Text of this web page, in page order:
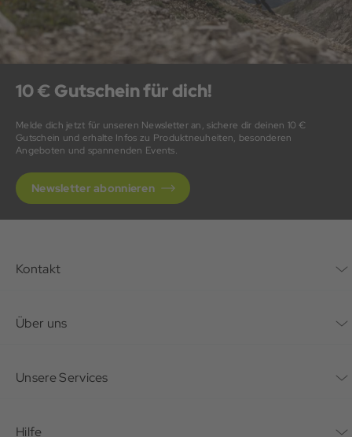
10 € Gutschein für dich!
Melde dich jetzt für unseren Newsletter an, sichere dir deinen 10 €
Gutschein und erhalte Infos zu Produktneuheiten, besonderen
Angeboten und spannenden Events.
Newsletter abonnieren
Kontakt
Über uns
Unsere Services
Hilfe